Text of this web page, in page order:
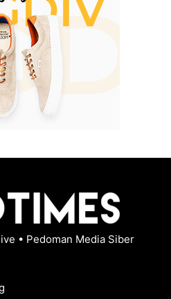
• Pedoman Media Siber